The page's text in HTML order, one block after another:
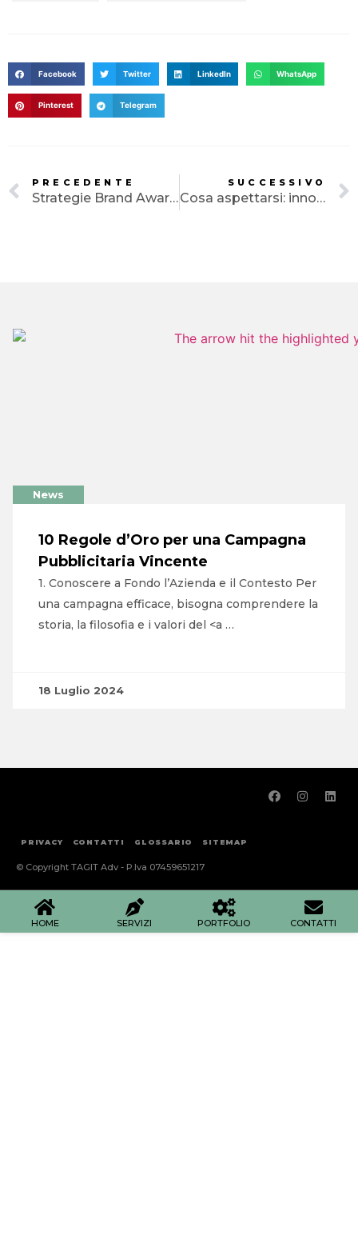
Facebook Twitter LinkedIn WhatsApp
Pinterest Telegram
PRECEDENTE
Strategie Brand Awareness
SUCCESSIVO
Cosa aspettarsi: innovazioni comunicazione
News
10 Regole d’Oro per una Campagna
Pubblicitaria Vincente
1. Conoscere a Fondo l’Azienda e il Contesto Per
una campagna efficace, bisogna comprendere la
storia, la filosofia e i valori del <a …
18 Luglio 2024
© Copyright TAGIT Adv - P.Iva 07459651217
PRIVACY CONTATTI GLOSSARIO SITEMAP
HOME SERVIZI PORTFOLIO CONTATTI